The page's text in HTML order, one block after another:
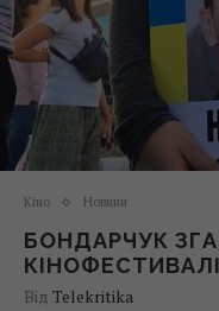
Кіно Новини
БОНДАРЧУК
Від Telekritika